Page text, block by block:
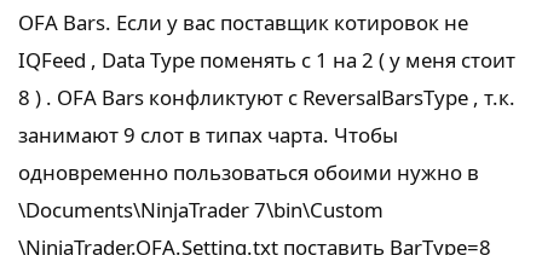
OFA Bars. Если у вас поставщик котировок не
IQFeed , Data Type поменять с 1 на 2 ( у меня стоит
8 ) . OFA Bars конфликтуют с ReversalBarsType , т.к.
занимают 9 слот в типах чарта. Чтобы
одновременно пользоваться обоими нужно в
\Documents\NinjaTrader 7\bin\Custom
\NinjaTrader.OFA.Setting.txt поставить BarType=8